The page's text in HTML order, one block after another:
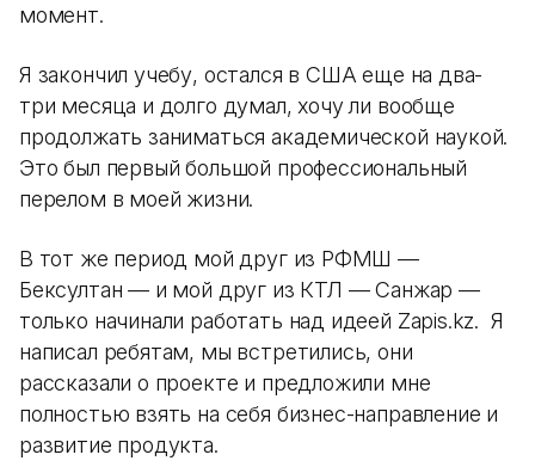
момент.
Я закончил учебу, остался в США еще на два-
три месяца и долго думал, хочу ли вообще
продолжать заниматься академической наукой.
Это был первый большой профессиональный
перелом в моей жизни.
В тот же период мой друг из РФМШ —
Бексултан — и мой друг из КТЛ — Санжар —
только начинали работать над идеей Zapis.kz. Я
написал ребятам, мы встретились, они
рассказали о проекте и предложили мне
полностью взять на себя бизнес-направление и
развитие продукта.